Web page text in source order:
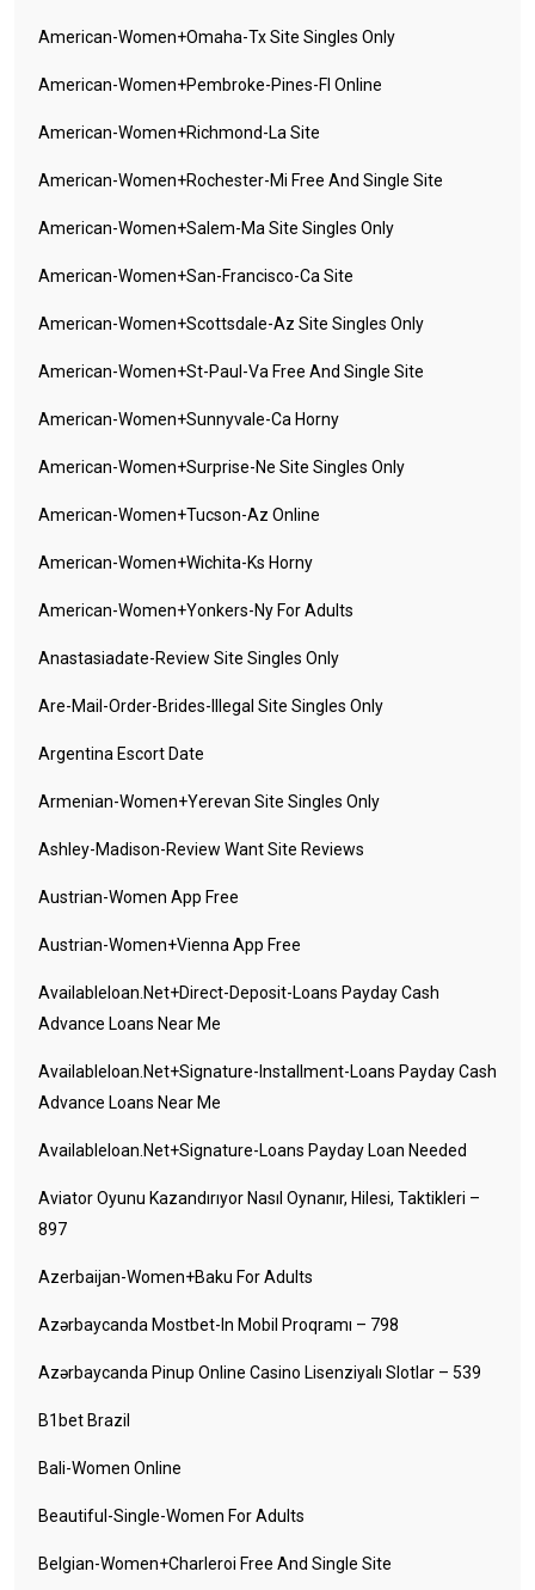
American-Women+omaha-Tx Site Singles Only
American-Women+pembroke-Pines-Fl Online
American-Women+richmond-La Site
American-Women+rochester-Mi Free And Single Site
American-Women+salem-Ma Site Singles Only
American-Women+san-Francisco-Ca Site
American-Women+scottsdale-Az Site Singles Only
American-Women+st-Paul-Va Free And Single Site
American-Women+sunnyvale-Ca Horny
American-Women+surprise-Ne Site Singles Only
American-Women+tucson-Az Online
American-Women+wichita-Ks Horny
American-Women+yonkers-Ny For Adults
Anastasiadate-Review Site Singles Only
Are-Mail-Order-Brides-Illegal Site Singles Only
Argentina Escort Date
Armenian-Women+yerevan Site Singles Only
Ashley-Madison-Review Want Site Reviews
Austrian-Women App Free
Austrian-Women+vienna App Free
Availableloan.net+direct-Deposit-Loans Payday Cash
Advance Loans Near Me
Availableloan.net+signature-Installment-Loans Payday Cash
Advance Loans Near Me
Availableloan.net+signature-Loans Payday Loan Needed
Aviator Oyunu Kazandırıyor Nasıl Oynanır, Hilesi, Taktikleri –
897
Azerbaijan-Women+baku For Adults
Azərbaycanda Mostbet-In Mobil Proqramı – 798
Azərbaycanda Pinup Online Casino Lisenziyalı Slotlar – 539
B1bet Brazil
Bali-Women Online
Beautiful-Single-Women For Adults
Belgian-Women+charleroi Free And Single Site